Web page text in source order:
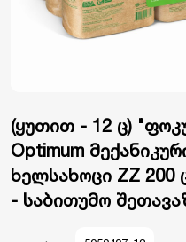
(ყუთით - 12 ც)
Optimum
ხელსახოცი ZZ 200
- საბითუმო